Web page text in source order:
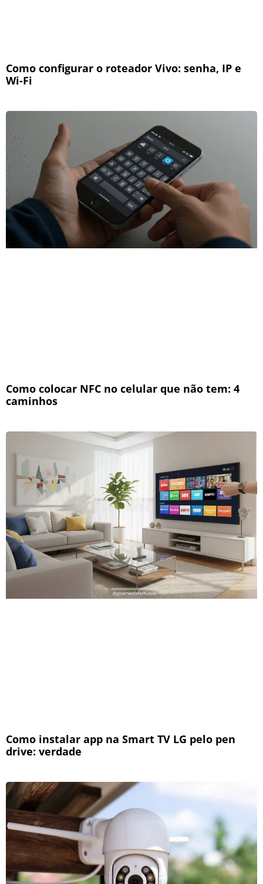
Como configurar o roteador Vivo: senha, IP e
Wi-Fi
Como colocar NFC no celular que não tem: 4
caminhos
Como instalar app na Smart TV LG pelo pen
drive: verdade